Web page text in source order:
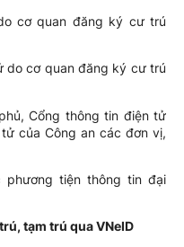
cơ quan đăng ký cư trú
do cơ quan đăng ký cư trú
Cổng thông tin điện tử
của Công an các đơn vị,
phương tiện thông tin đại
tạm trú qua VNeID